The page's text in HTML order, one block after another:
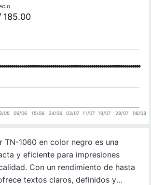
185.00
05 06/06 15/06 24/06 03/07 11/07 19/07 28/07 06/08
TN-1060 en color negro es una
y eficiente para impresiones
Con un rendimiento de hasta
textos claros, definidos y